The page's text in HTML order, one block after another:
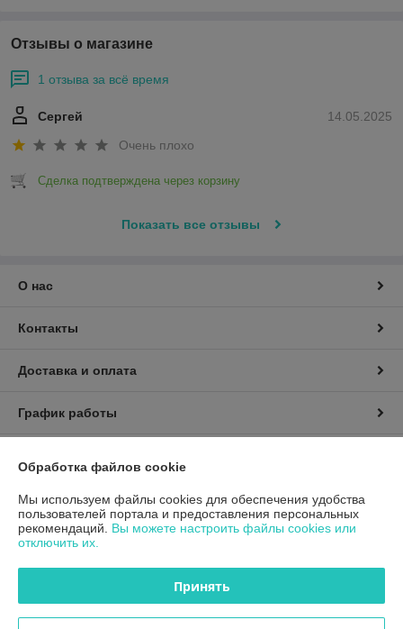
Отзывы о магазине
1 отзыва за всё время
14.05.2025
Сергей
Очень плохо
Сделка подтверждена через корзину
Показать все отзывы
О нас
Контакты
Доставка и оплата
График работы
Политика обработки cookies
Сайт создан на платформе Deal.by
Обработка файлов cookie
Мы используем файлы cookies для обеспечения удобства
пользователей портала и предоставления персональных
рекомендаций. Вы можете настроить файлы cookies или
отключить их.
Принять